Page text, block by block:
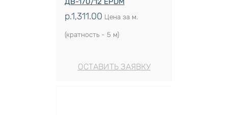
р.1,311.00 Цена за м.
(кратность - 5 м)
ОСТАВИТЬ ЗАЯВКУ